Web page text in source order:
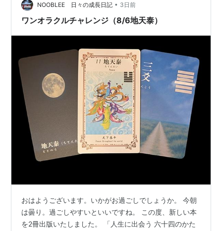
NOOBLEE 日々の成長日記 • 3日前
ワンオラクルチャレンジ（8/6地天泰）
おはようございます。いかがお過ごしでしょうか。 今朝
は曇り。過ごしやすいといいですね。 この度、新しい本
を2冊出版いたしました。 「人生に出会う 六十四のかた